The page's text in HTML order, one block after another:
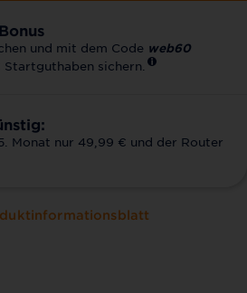
und mit dem Code web60
sichern.
Monat nur 49,99 € und der Router